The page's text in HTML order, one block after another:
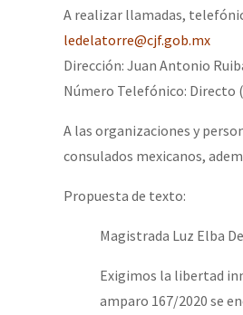
A realizar llamadas,
ledelatorre@cjf.gob.mx
Dirección: Juan Antonio
Número Telefónico: Directo
A las organizaciones y
consulados mexicanos,
Propuesta de texto:
Magistrada Luz Elba
Exigimos la libertad
amparo 167/2020 se